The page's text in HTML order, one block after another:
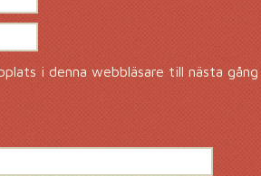
i denna webbläsare till nästa